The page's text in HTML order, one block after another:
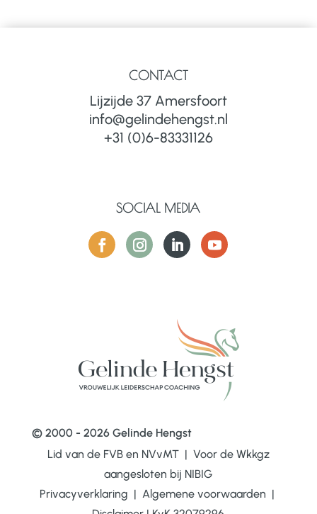
CONTACT
Lijzijde 37 Amersfoort
info@gelindehengst.nl
+31 (0)6-83331126
SOCIAL MEDIA
© 2000 - 2026 Gelinde Hengst
Lid van de FVB en NVvMT | Voor de Wkkgz
aangesloten bij NIBIG
Privacyverklaring | Algemene voorwaarden |